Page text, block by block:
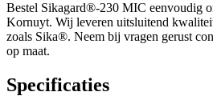
Bestel Sikagard®-230 MIC eenvoudig
Kornuyt. Wij leveren uitsluitend
zoals Sika®. Neem bij vragen gerust
op maat.
Specificaties